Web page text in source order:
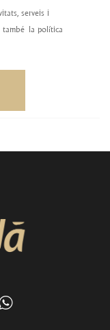
serveis i
també la política